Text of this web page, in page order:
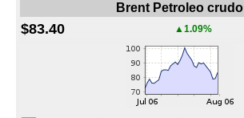
Brent Petroleo crudo
$83.40 ▲1.09%